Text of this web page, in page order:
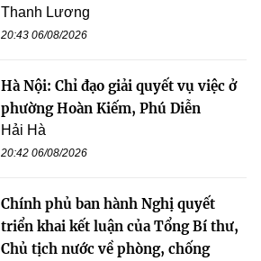
Thanh Lương
20:43 06/08/2026
Hà Nội: Chỉ đạo giải quyết vụ việc ở
phường Hoàn Kiếm, Phú Diễn
Hải Hà
20:42 06/08/2026
Chính phủ ban hành Nghị quyết
triển khai kết luận của Tổng Bí thư,
Chủ tịch nước về phòng, chống